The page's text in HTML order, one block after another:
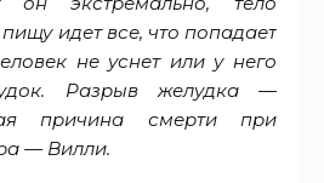
идет все, что попадает
не уснет или у него
Разрыв желудка —
причина смерти при
— Вилли.